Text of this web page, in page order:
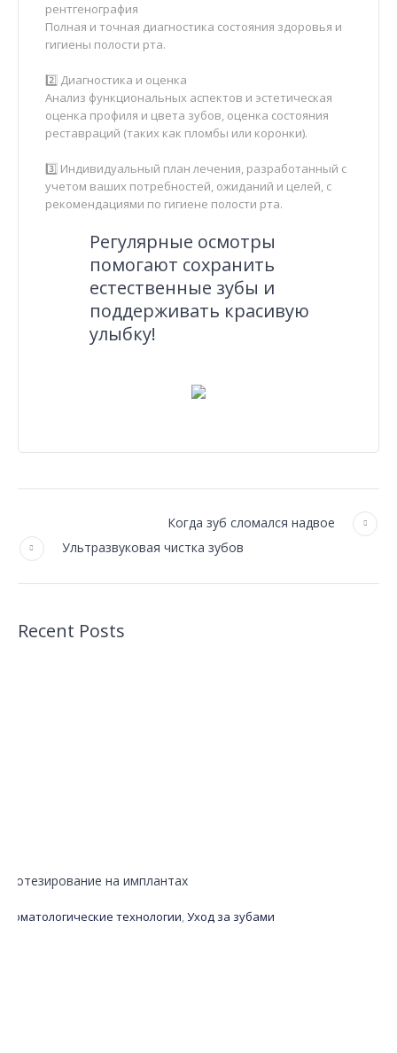
рентгенография
Полная и точная диагностика состояния здоровья и
гигиены полости рта.
2️⃣ Диагностика и оценка
Анализ функциональных аспектов и эстетическая
оценка профиля и цвета зубов, оценка состояния
реставраций (таких как пломбы или коронки).
3️⃣ Индивидуальный план лечения, разработанный с
учетом ваших потребностей, ожиданий и целей, с
рекомендациями по гигиене полости рта.
Регулярные осмотры
помогают сохранить
естественные зубы и
поддерживать красивую
улыбку!
Когда зуб сломался надвое
Ультразвуковая чистка зубов
Recent Posts
Протезирование на имплантах
Стоматологические технологии,Уход за зубами